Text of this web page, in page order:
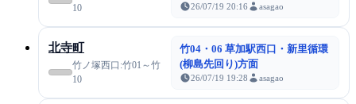
10
26/07/19 20:16 asagao
北寺町
竹ノ塚西口:竹01～竹
10
竹04・06 草加駅西口・新里循環
(柳島先回り)方面
26/07/19 19:28 asagao